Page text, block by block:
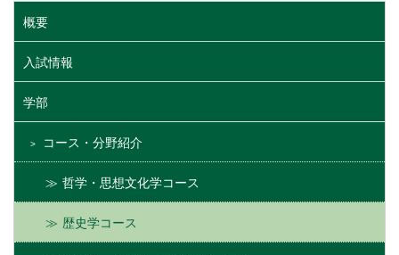
概要
入試情報
学部
コース・分野紹介
哲学・思想文化学コース
歴史学コース